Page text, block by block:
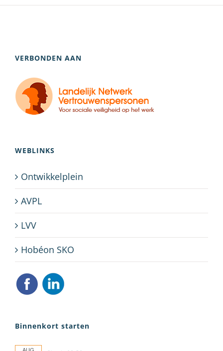
VERBONDEN AAN
WEBLINKS
Ontwikkelplein
AVPL
LVV
Hobéon SKO
Binnenkort starten